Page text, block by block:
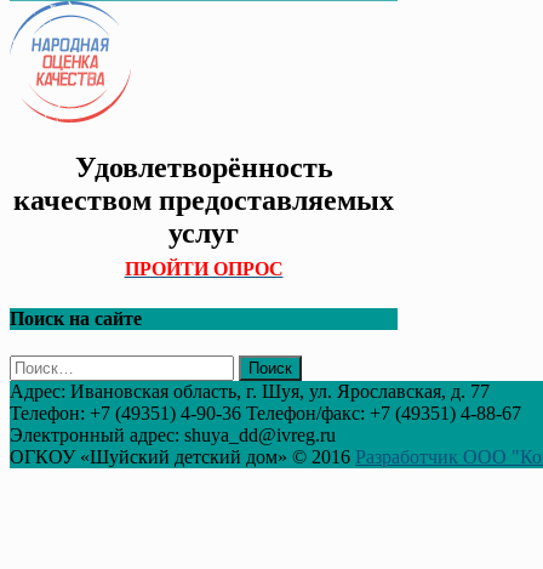
Удовлетворённость
качеством предоставляемых
услуг
ПРОЙТИ ОПРОС
Поиск на сайте
Найти:
Адрес: Ивановская область, г. Шуя, ул. Ярославская, д. 77
Телефон: +7 (49351) 4-90-36 Телефон/факс: +7 (49351) 4-88-67
Электронный адрес: shuya_dd@ivreg.ru
ОГКОУ «Шуйский детский дом» © 2016 Разработчик ООО